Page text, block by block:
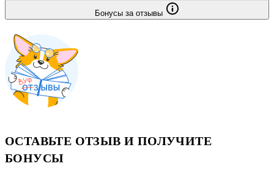
Бонусы за отзывы
ОСТАВЬТЕ ОТЗЫВ И ПОЛУЧИТЕ
БОНУСЫ